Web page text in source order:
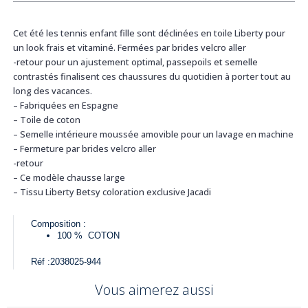
Cet été les tennis enfant fille sont déclinées en toile Liberty pour
un look frais et vitaminé. Fermées par brides velcro aller
-retour pour un ajustement optimal, passepoils et semelle
contrastés finalisent ces chaussures du quotidien à porter tout au
long des vacances.
– Fabriquées en Espagne
– Toile de coton
– Semelle intérieure moussée amovible pour un lavage en machine
– Fermeture par brides velcro aller
-retour
– Ce modèle chausse large
– Tissu Liberty Betsy coloration exclusive Jacadi
Composition :
100 %
COTON
Réf :2038025-944
Vous aimerez aussi